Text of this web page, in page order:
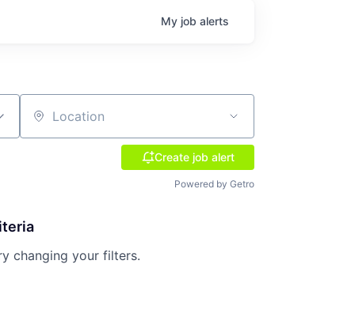
My job alerts
Location
Create job alert
Powered by Getro
changing your filters.